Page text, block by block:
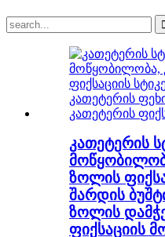
კათეტერის
ზოლის
შარდის
ზოლის
ფიქსაციის